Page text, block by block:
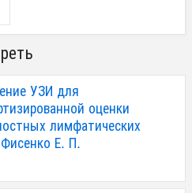
УЗИ для
оценки
лимфатических
Е. П.